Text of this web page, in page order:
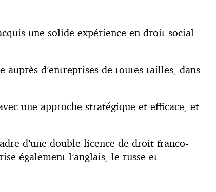
une solide expérience en droit social
d’entreprises de toutes tailles, dans
une approche stratégique et efficace, et
d’une double licence de droit franco-
également l’anglais, le russe et